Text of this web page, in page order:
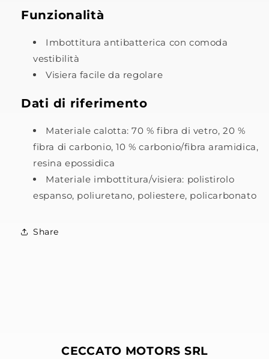
Funzionalità
Imbottitura antibatterica con comoda
vestibilità
Visiera facile da regolare
Dati di riferimento
Materiale calotta: 70 % fibra di vetro, 20 %
fibra di carbonio, 10 % carbonio/fibra aramidica,
resina epossidica
Materiale imbottitura/visiera: polistirolo
espanso, poliuretano, poliestere, policarbonato
Share
CECCATO MOTORS SRL